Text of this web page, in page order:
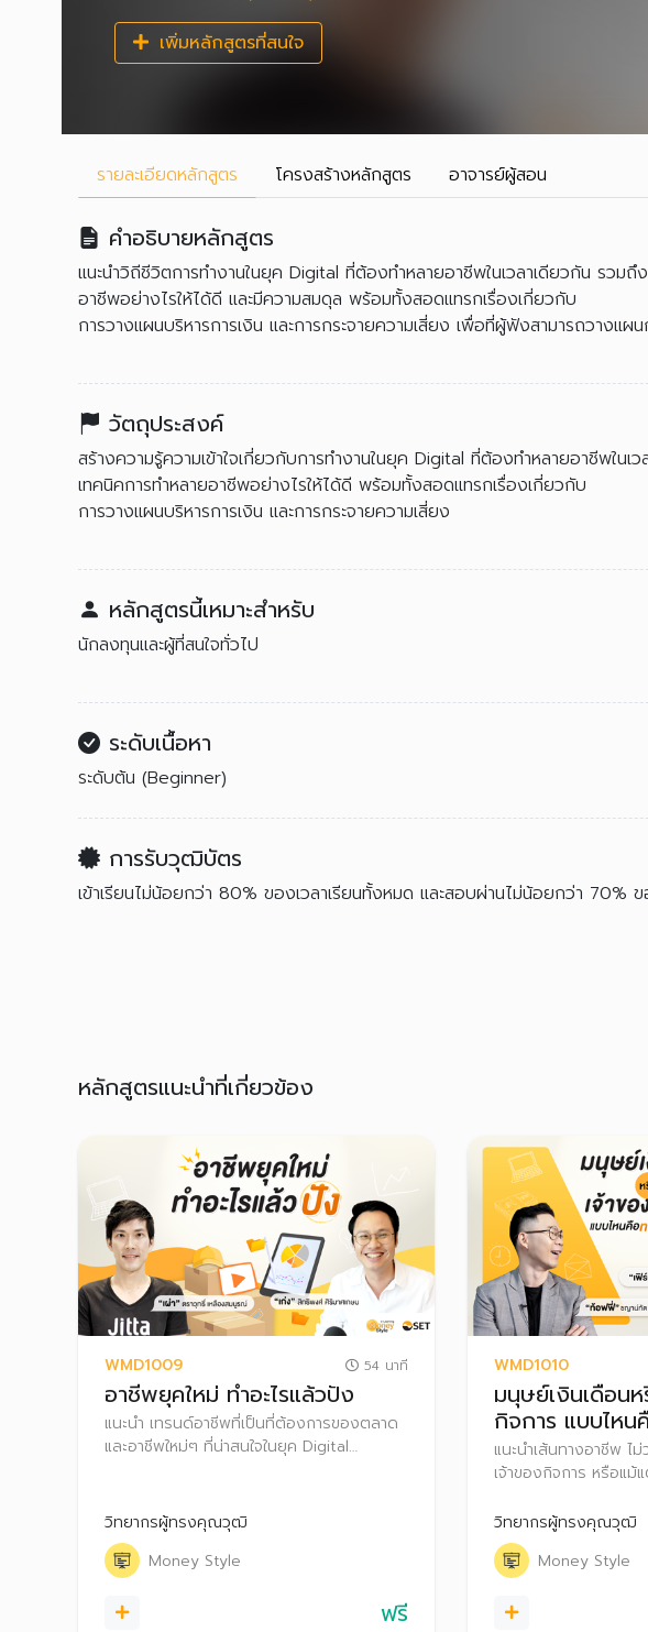
เพิ่มหลักสูตรที่สนใจ
รายละเอียดหลักสูตร โครงสร้างหลักสูตร อาจารย์ผู้สอน
คำอธิบายหลักสูตร
แนะนำวิถีชีวิตการทำงานในยุค Digital ที่ต้องทำหลายอาชีพในเวลาเดียวกัน รวมถึ
อาชีพอย่างไรให้ได้ดี และมีความสมดุล พร้อมทั้งสอดแทรกเรื่องเกี่ยวกับ
การวางแผนบริหารการเงิน และการกระจายความเสี่ยง เพื่อที่ผู้ฟังสามารถวางแผ
วัตถุประสงค์
สร้างความรู้ความเข้าใจเกี่ยวกับการทำงานในยุค Digital ที่ต้องทำหลายอาชีพในเ
เทคนิคการทำหลายอาชีพอย่างไรให้ได้ดี พร้อมทั้งสอดแทรกเรื่องเกี่ยวกับ
การวางแผนบริหารการเงิน และการกระจายความเสี่ยง
หลักสูตรนี้เหมาะสำหรับ
นักลงทุนและผู้ที่สนใจทั่วไป
ระดับเนื้อหา
ระดับต้น (Beginner)
การรับวุฒิบัตร
เข้าเรียนไม่น้อยกว่า 80% ของเวลาเรียนทั้งหมด และสอบผ่านไม่น้อยกว่า 70%
หลักสูตรแนะนำที่เกี่ยวข้อง
WMD1009 54 นาที
อาชีพยุคใหม่ ทำอะไรแล้วปัง
แนะนำ เทรนด์อาชีพที่เป็นที่ต้องการของตลาด
และอาชีพใหม่ๆ ที่น่าสนใจในยุค Digital
วางแผนการใช้จ่ายและออมเงิน
วิทยากรผู้ทรงคุณวุฒิ
Money Style
ฟรี
WMD1010
มนุษย์เงินเดือนห
กิจการ แบบไหน
แนะนำเส้นทางอาชีพ ไ
เจ้าของกิจการ หรือแม้
รวมถึงแนะนำเทคนิควา
เส้นทางอาชีพ
วิทยากรผู้ทรงคุณวุฒิ
Money Style